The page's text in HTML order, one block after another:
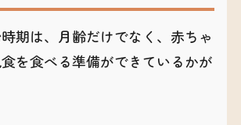
期は、月齢だけでなく、赤ちゃ
を食べる準備ができているかが